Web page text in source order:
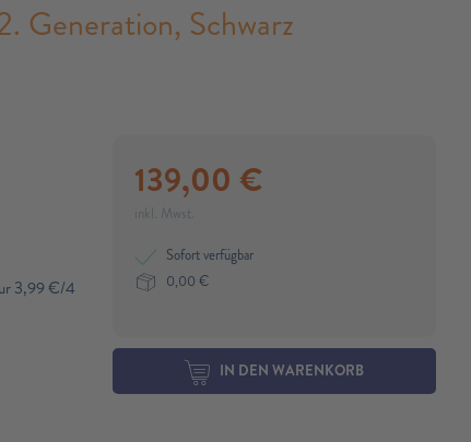
Generation, Schwarz
3,99 €/4
139,00 €
inkl. Mwst.
Sofort verfügbar
0,00 €
IN DEN WARENKORB